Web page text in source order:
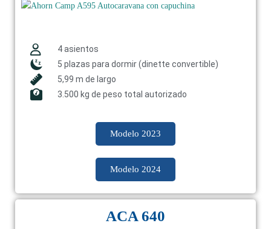
4 asientos
5 plazas para dormir (dinette convertible)
5,99 m de largo
3.500 kg de peso total autorizado
Modelo 2023
Modelo 2024
ACA 640